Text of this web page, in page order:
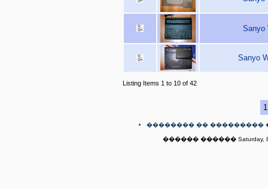
Sanyo
Sanyo
Listing Items 1 to 10 of 42
1
�������� �� ���������
������ ������ Saturday,